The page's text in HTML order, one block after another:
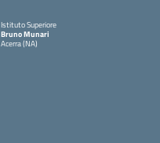
Istituto Superiore
Bruno Munari
Acerra (NA)